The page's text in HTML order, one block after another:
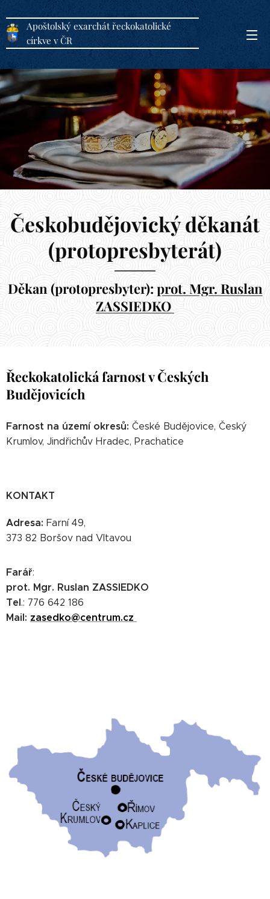
Apoštolský exarchát řeckokatolické
církve v ČR
Českobudějovický děkanát
(protopresbyterát)
Děkan (protopresbyter):prot. Mgr. Ruslan
ZASSIEDKO
Řeckokatolická farnost v Českých
Budějovicích
Farnost na území okresů: České Budějovice, Český
Krumlov, Jindřichův Hradec, Prachatice
KONTAKT
Adresa: Farní 49,
373 82 Boršov nad Vltavou
Farář:
prot. Mgr. Ruslan ZASSIEDKO
Tel.: 776 642 186
Mail: zasedko@centrum.cz